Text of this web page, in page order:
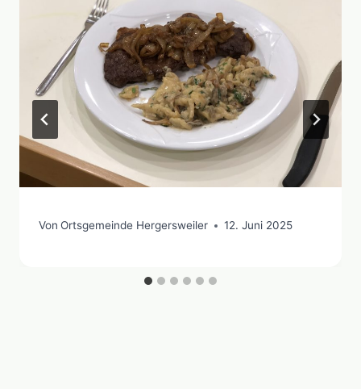
Von Ortsgemeinde Hergersweiler 12. Juni 2025